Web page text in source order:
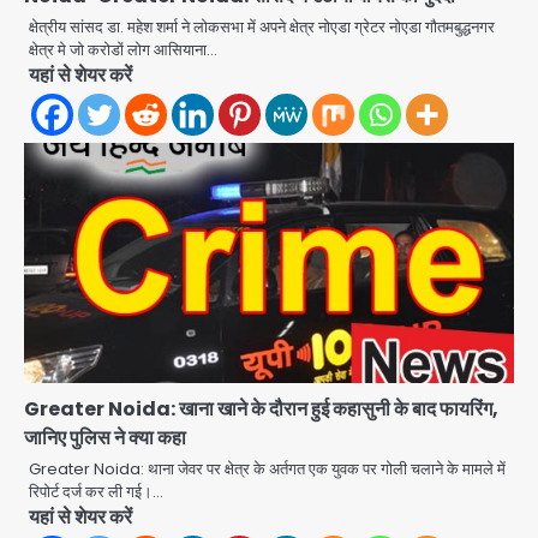
क्षेत्रीय सांसद डा. महेश शर्मा ने लोकसभा में अपने क्षेत्र नोएडा ग्रेटर नोएडा गौतमबुद्धनगर
क्षेत्र मे जो करोडों लोग आसियाना…
यहां से शेयर करें
Greater Noida: खाना खाने के दौरान हुई कहासुनी के बाद फायरिंग,
जानिए पुलिस ने क्या कहा
Greater Noida: थाना जेवर पर क्षेत्र के अर्तगत एक युवक पर गोली चलाने के मामले में
रिपोर्ट दर्ज कर ली गई।…
यहां से शेयर करें
2
एंटी-बर्गलरी सेल की बड़ी कामयाबी, चोरी के
माल की खरीद-फरोख्त करने वाले गिरोह का
भंडाफोड़
Team JHJ
3
सरकारी भर्ती परीक्षाओं में नकल कराने वाले
अंतरराज्यीय गिरोह का भंडाफोड़, मास्टरमाइंड
समेत 7 गिरफ्तार
Team JHJ
आॅपरेशन ह्यप्रहारह्ण : 72 घंटे में उत्तर-पश्चिम